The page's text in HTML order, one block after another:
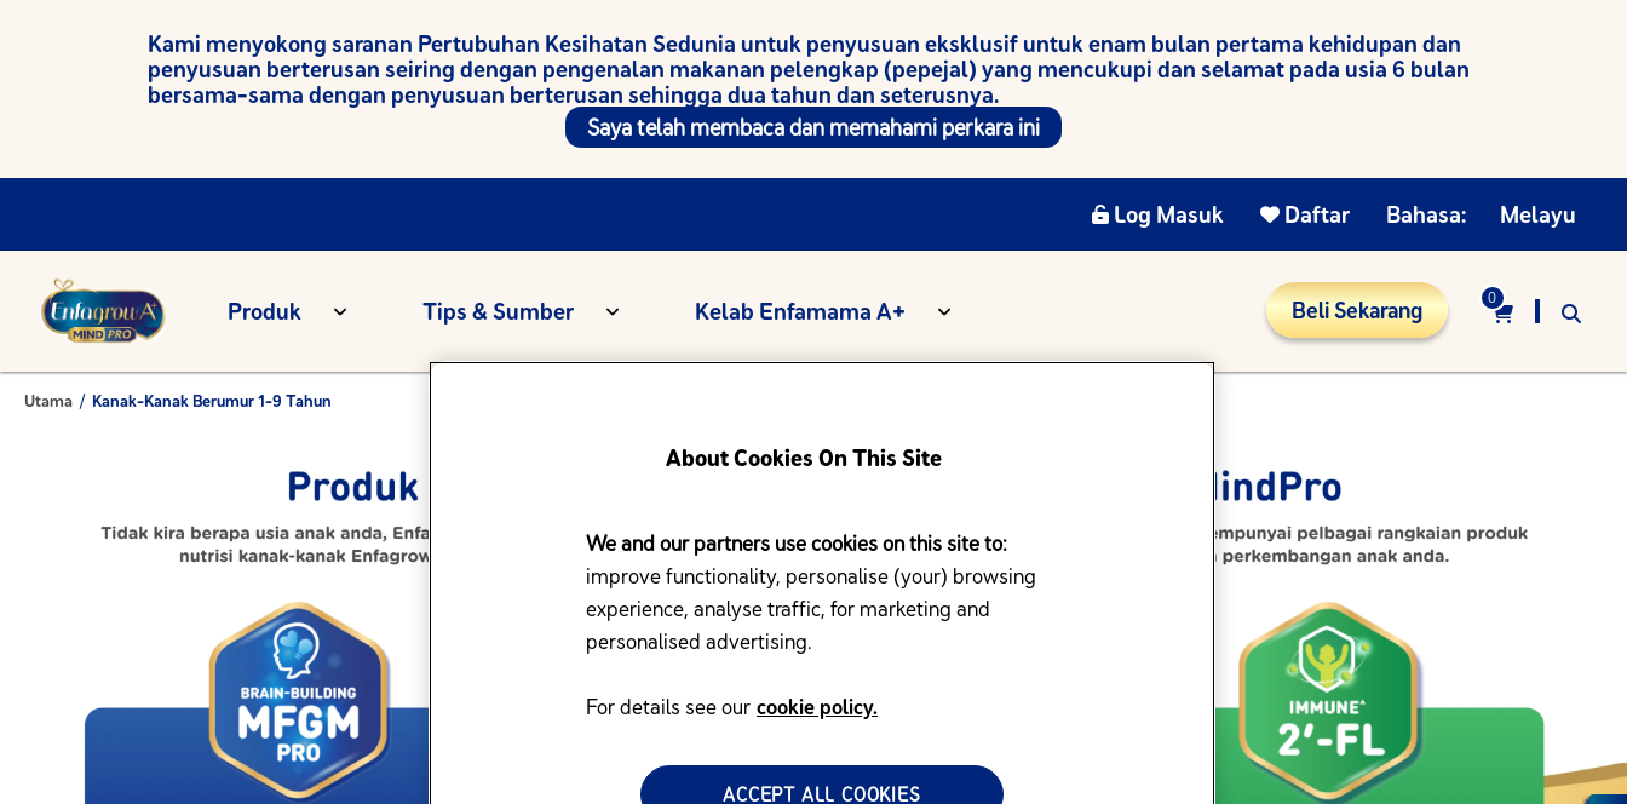
Kami menyokong saranan Pertubuhan Kesihatan Sedunia untuk penyusuan eksklusif untuk enam bulan pertama kehidupan dan
penyusuan berterusan seiring dengan pengenalan makanan pelengkap (pepejal) yang mencukupi dan selamat pada usia 6 bulan
bersama-sama dengan penyusuan berterusan sehingga dua tahun dan seterusnya.
Saya telah membaca dan memahami perkara ini
Log Masuk Daftar Bahasa: Melayu
Produk Tips & Sumber Kelab Enfamama A+ Beli Sekarang 0
Utama / Kanak-Kanak Berumur 1-9 Tahun
About Cookies On This Site
We and our partners use cookies on this site to:
improve functionality, personalise (your) browsing
experience, analyse traffic, for marketing and
personalised advertising.
For details see our cookie policy.
ACCEPT ALL COOKIES